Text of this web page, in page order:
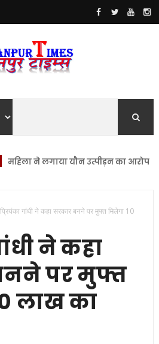
ने लगाया यौन उत्पीड़न का आरोप
प्रियंका गांधी ने कहा सरकार बनने पर मुफ्त मिलेगा 10
ने कहा
पर मुफ्त
लाख का